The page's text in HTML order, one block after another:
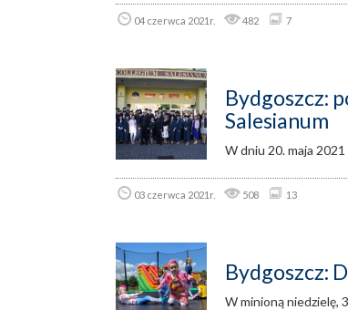
04 czerwca 2021r. 482 7
Bydgoszcz:
Salesianum
W dniu 20. maja
03 czerwca 2021r. 508 13
Bydgoszcz:
W minioną niedzielę,